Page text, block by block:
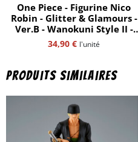
One Piece - Figurine Nico
Robin - Glitter & Glamours -
Ver.B - Wanokuni Style II -
Bandaï-Spirits
34,90 € l'unité
Produits similaires